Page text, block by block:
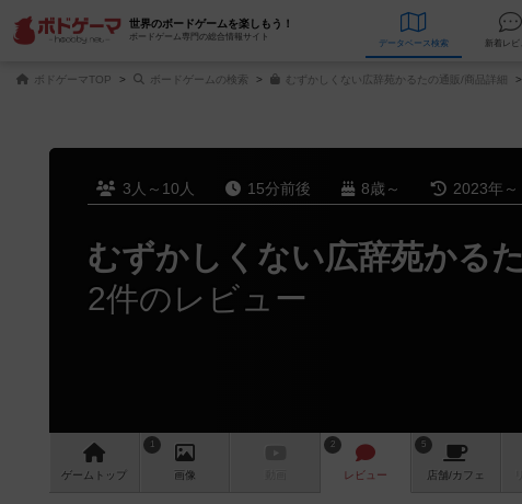
世界のボードゲームを楽しもう！
ボードゲーム専門の総合情報サイト
データベース 検索
ボドゲーマTOP ボードゲームの検索 むずかしくない広辞苑かるたの通販/商品詳細
3人～10人 15分前後 8歳～ 2023年～
むずかしくない広辞苑かるた
2件のレビュー
ゲーム トップ
1
画像
2
レビュー
5
店舗/カフェ